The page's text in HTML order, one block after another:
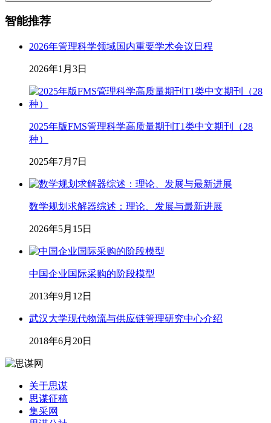
智能推荐
2026年管理科学领域国内重要学术会议日程
2026年1月3日
2025年版FMS管理科学高质量期刊T1类中文期刊（28
种）
2025年7月7日
数学规划求解器综述：理论、发展与最新进展
2026年5月15日
中国企业国际采购的阶段模型
2013年9月12日
武汉大学现代物流与供应链管理研究中心介绍
2018年6月20日
关于思谋
思谋征稿
集采网